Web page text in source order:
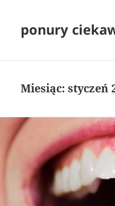
ponury
Miesiąc:styczeń